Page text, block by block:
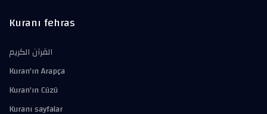
Kuranı fehras
القرآن الكريم
Kuran'ın Arapça
Kuran'ın Cüzü
Kuranı sayfalar